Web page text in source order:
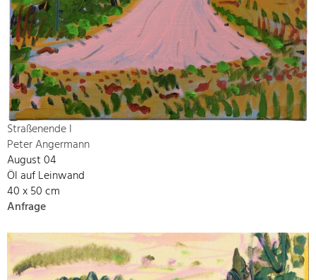
Straßenende I
Peter Angermann
August 04
Öl auf Leinwand
40 x 50 cm
Anfrage